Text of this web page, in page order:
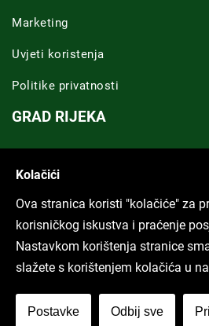
Marketing
Uvjeti koristenja
Politike privatnosti
GRAD RIJEKA
ARHIVA TEKSTOVA
Svi tekstovi
Kolačići
Ova stranica koristi "kolačiće" za
korisničkog iskustva i praćenje
Nastavkom korištenja stranice
slažete s korištenjem kolačića u
Postavke Odbij sve